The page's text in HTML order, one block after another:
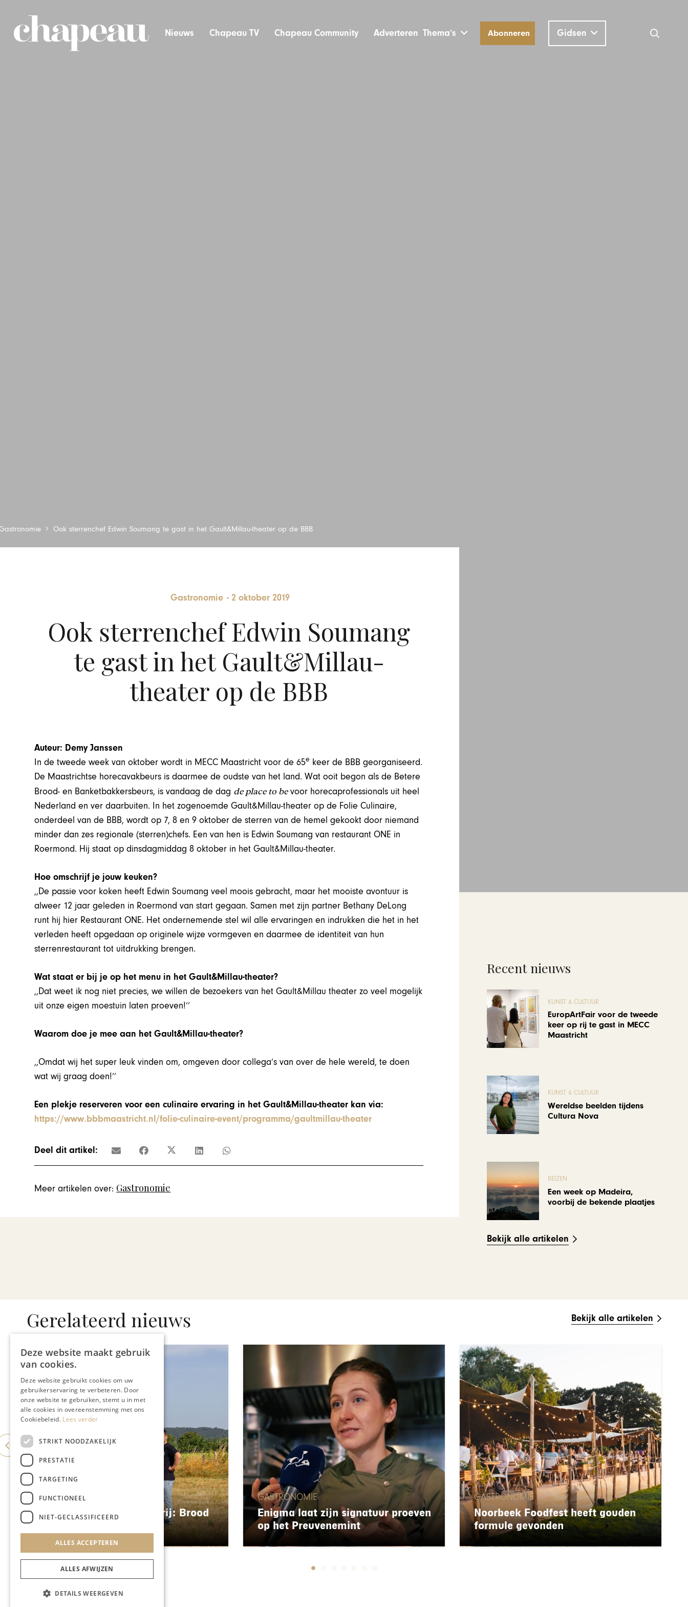
Nieuws Chapeau TV Chapeau Community Adverteren Thema’s Abonneren Gidsen
Ook sterrenchef Edwin Soumang te gast in het Gault&Millau-theater op de BBB
Gastronomie -2 oktober 2019
Ook sterrenchef Edwin Soumang
te gast in het Gault&Millau-
theater op de BBB
Auteur: Demy Janssen
In de tweede week van oktober wordt in MECC Maastricht voor de 65e keer de BBB georganiseerd.
De Maastrichtse horecavakbeurs is daarmee de oudste van het land. Wat ooit begon als de Betere
Brood- en Banketbakkersbeurs, is vandaag de dag de place to bevoor horecaprofessionals uit heel
Nederland en ver daarbuiten. In het zogenoemde Gault&Millau-theater op de Folie Culinaire,
onderdeel van de BBB, wordt op 7, 8 en 9 oktober de sterren van de hemel gekookt door niemand
minder dan zes regionale (sterren)chefs. Een van hen is Edwin Soumang van restaurant ONE in
Roermond. Hij staat op dinsdagmiddag 8 oktober in het Gault&Millau-theater.
Hoe omschrijf je jouw keuken?
,,De passie voor koken heeft Edwin Soumang veel moois gebracht, maar het mooiste avontuur is
alweer 12 jaar geleden in Roermond van start gegaan. Samen met zijn partner Bethany DeLong
runt hij hier Restaurant ONE. Het ondernemende stel wil alle ervaringen en indrukken die het in het
verleden heeft opgedaan op originele wijze vormgeven en daarmee de identiteit van hun
sterrenrestaurant tot uitdrukking brengen.
Wat staat er bij je op het menu in het Gault&Millau-theater?
,,Dat weet ik nog niet precies, we willen de bezoekers van het Gault&Millau theater zo veel mogelijk
uit onze eigen moestuin laten proeven!’’
Waarom doe je mee aan het Gault&Millau-theater?
,,Omdat wij het super leuk vinden om, omgeven door collega’s van over de hele wereld, te doen
wat wij graag doen!’’
Een plekje reserveren voor een culinaire ervaring in het Gault&Millau-theater kan via:
https://www.bbbmaastricht.nl/folie-culinaire-event/programma/gaultmillau-theater
Deel dit artikel:
Meer artikelen over: Gastronomie
Recent nieuws
KUNST & CULTUUR
EuropArtFair voor de tweede
keer op rij te gast in MECC
Maastricht
KUNST & CULTUUR
Wereldse beelden tijdens
Cultura Nova
REIZEN
Een week op Madeira,
voorbij de bekende plaatjes
Bekijk alle artikelen
Gerelateerd nieuws Bekijk alle artikelen
GASTRONOMIE
ES&C opent eigen bakkerij: Brood
GASTRONOMIE
Enigma laat zijn signatuur proeven
op het Preuvenemint
GASTRONOMIE
Noorbeek Foodfest heeft gouden
formule gevonden
Deze website maakt gebruik
van cookies.
Deze website gebruikt cookies om uw
gebruikerservaring te verbeteren. Door
onze website te gebruiken, stemt u in met
alle cookies in overeenstemming met ons
Cookiebeleid. Lees verder
STRIKT NOODZAKELIJK
PRESTATIE
TARGETING
FUNCTIONEEL
NIET-GECLASSIFICEERD
ALLES ACCEPTEREN
ALLES AFWIJZEN
DETAILS WEERGEVEN